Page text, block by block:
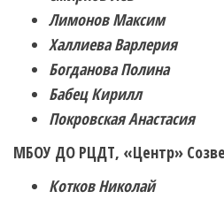
Лимонов Максим
Халлиева Варлерия
Богданова Полина
Бабец Кирилл
Покровская Анастасия
МБОУ ДО РЦДТ, «Центр»
Котков Николай